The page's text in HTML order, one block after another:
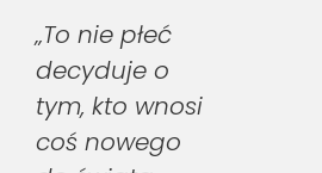
„To nie płeć
decyduje o
tym, kto wnosi
coś nowego